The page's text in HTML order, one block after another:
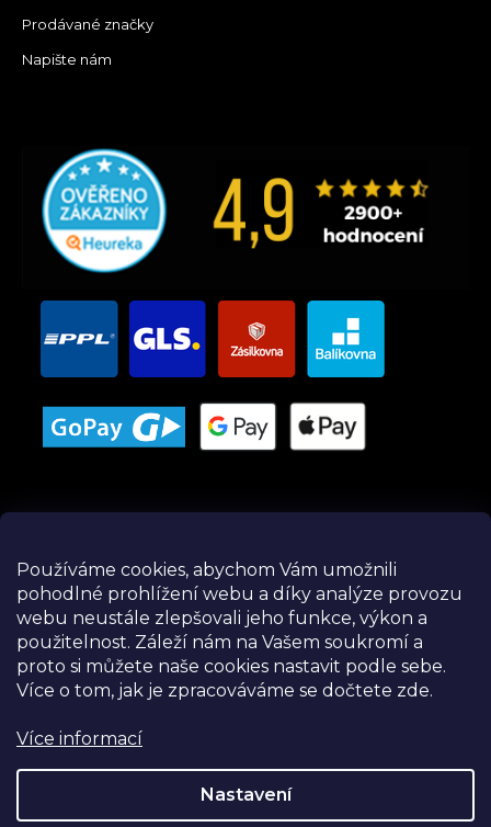
Používáme cookies, abychom Vám umožnili
pohodlné prohlížení webu a díky analýze provozu
webu neustále zlepšovali jeho funkce, výkon a
použitelnost. Záleží nám na Vašem soukromí a
proto si můžete naše cookies nastavit podle sebe.
Více o tom, jak je zpracováváme se dočtete zde.
Více informací
Nastavení
Prodávané značky
Napište nám
Instagram